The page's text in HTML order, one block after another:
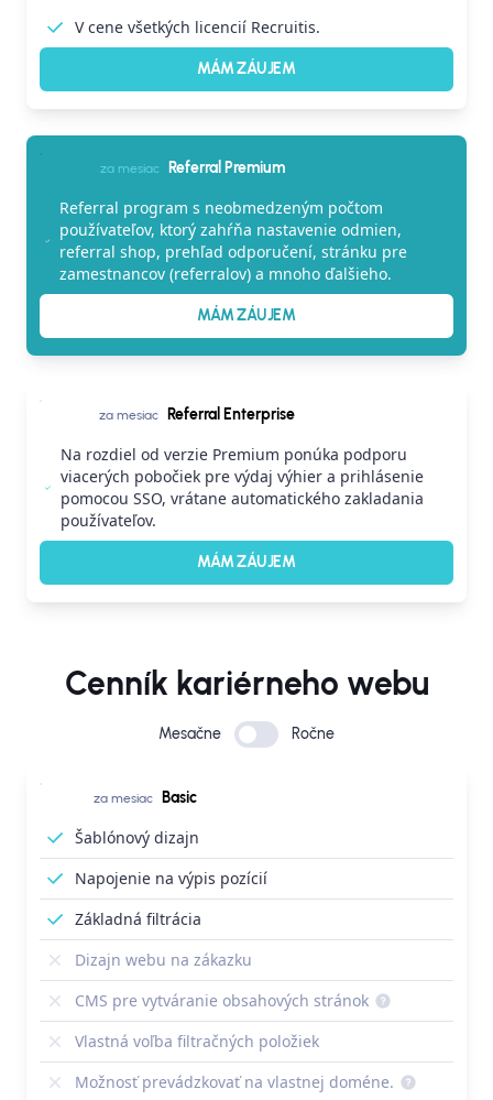
V cene všetkých licencií Recruitis.
MÁM ZÁUJEM
za mesiac Referral Premium
Referral program s neobmedzeným počtom
používateľov, ktorý zahŕňa nastavenie odmien,
referral shop, prehľad odporučení, stránku pre
zamestnancov (referralov) a mnoho ďalšieho.
MÁM ZÁUJEM
za mesiac Referral Enterprise
Na rozdiel od verzie Premium ponúka podporu
viacerých pobočiek pre výdaj výhier a prihlásenie
pomocou SSO, vrátane automatického zakladania
používateľov.
MÁM ZÁUJEM
Cenník kariérneho webu
Mesačne Ročne
za mesiac Basic
Šablónový dizajn
Napojenie na výpis pozícií
Základná filtrácia
Dizajn webu na zákazku
CMS pre vytváranie obsahových stránok
Vlastná voľba filtračných položiek
Možnosť prevádzkovať na vlastnej doméne.